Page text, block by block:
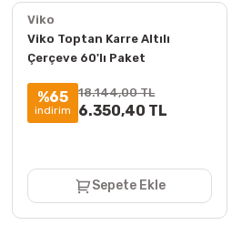
Viko
Viko Toptan Karre Altılı
Çerçeve 60'lı Paket
%65
indirim
18.144,00 TL
6.350,40 TL
Sepete Ekle